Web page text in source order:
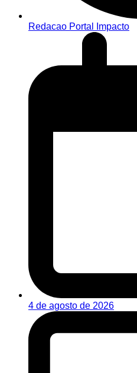
Redacao Portal Impacto
4 de agosto de 2026